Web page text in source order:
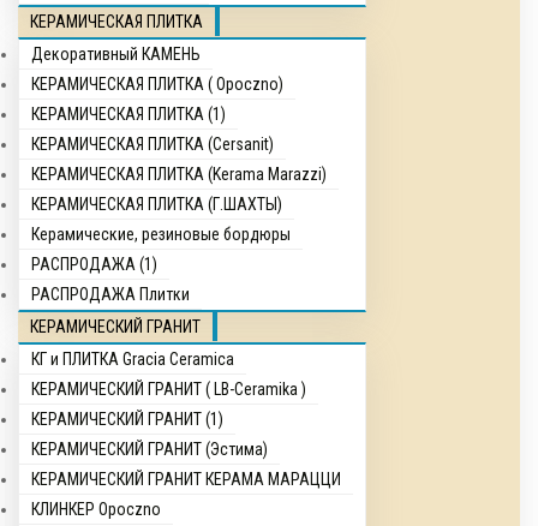
КЕРАМИЧЕСКАЯ ПЛИТКА
Декоративный КАМЕНЬ
КЕРАМИЧЕСКАЯ ПЛИТКА ( Opocznо)
КЕРАМИЧЕСКАЯ ПЛИТКА (1)
КЕРАМИЧЕСКАЯ ПЛИТКА (Cersanit)
КЕРАМИЧЕСКАЯ ПЛИТКА (Kerama Marazzi)
КЕРАМИЧЕСКАЯ ПЛИТКА (Г.ШАХТЫ)
Керамические, резиновые бордюры
РАСПРОДАЖА (1)
РАСПРОДАЖА Плитки
КЕРАМИЧЕСКИЙ ГРАНИТ
КГ и ПЛИТКА Gracia Ceramica
КЕРАМИЧЕСКИЙ ГРАНИТ ( LB-Ceramika )
КЕРАМИЧЕСКИЙ ГРАНИТ (1)
КЕРАМИЧЕСКИЙ ГРАНИТ (Эстима)
КЕРАМИЧЕСКИЙ ГРАНИТ КЕРАМА МАРАЦЦИ
КЛИНКЕР Opocznо